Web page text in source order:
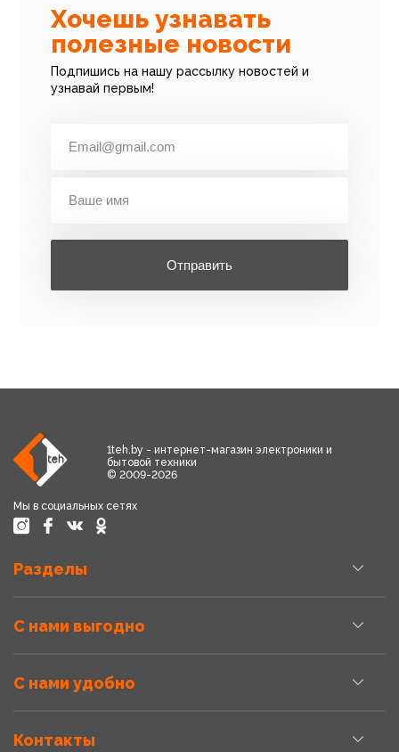
Хочешь узнавать
полезные новости
Подпишись на нашу рассылку новостей и
узнавай первым!
Отправить
1teh.by - интернет-магазин электроники и
бытовой техники
© 2009-2026
Мы в социальных сетях
Разделы
С нами выгодно
С нами удобно
Контакты